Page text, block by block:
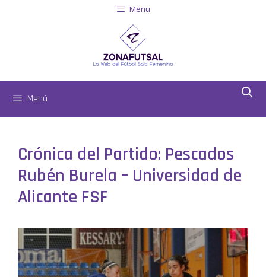
Menu
Menú
Crónica del Partido: Pescados
Rubén Burela – Universidad de
Alicante FSF